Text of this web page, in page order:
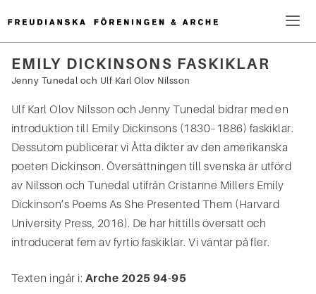
till
innehåll
Sök
EMILY DICKINSONS FASKIKLAR
Jenny Tunedal och Ulf Karl Olov Nilsson
Ulf Karl Olov Nilsson och Jenny Tunedal bidrar med en
introduktion till Emily Dickinsons (1830–1886) faskiklar.
Dessutom publicerar vi Åtta dikter av den amerikanska
poeten Dickinson. Översättningen till svenska är utförd
av Nilsson och Tunedal utifrån Cristanne Millers Emily
Dickinson’s Poems As She Presented Them (Harvard
University Press, 2016). De har hittills översatt och
introducerat fem av fyrtio faskiklar. Vi väntar på fler.
Texten ingår i: Arche 2025 94-95